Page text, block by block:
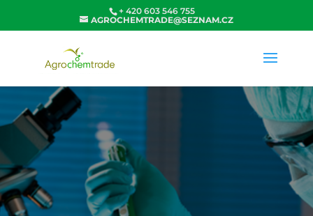
+ 420 603 546 755
AGROCHEMTRADE@SEZNAM.CZ